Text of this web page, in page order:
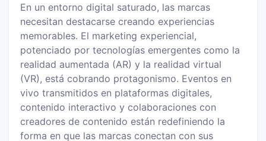
En un entorno digital saturado, las marcas
necesitan destacarse creando experiencias
memorables. El marketing experiencial,
potenciado por tecnologías emergentes como la
realidad aumentada (AR) y la realidad virtual
(VR), está cobrando protagonismo. Eventos en
vivo transmitidos en plataformas digitales,
contenido interactivo y colaboraciones con
creadores de contenido están redefiniendo la
forma en que las marcas conectan con sus